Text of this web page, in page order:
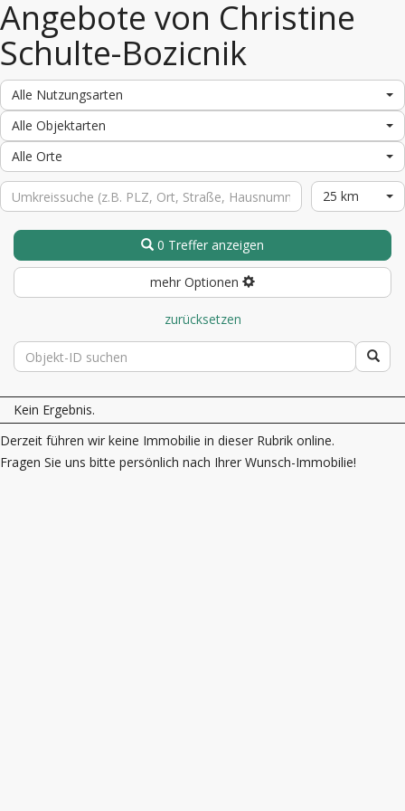
Angebote von Christine
Schulte-Bozicnik
Alle Nutzungsarten
Alle Objektarten
Alle Orte
25 km
0 Treffer anzeigen
mehr Optionen
zurücksetzen
Kein Ergebnis.
Derzeit führen wir keine Immobilie in dieser Rubrik online.
Fragen Sie uns bitte persönlich nach Ihrer Wunsch-Immobilie!